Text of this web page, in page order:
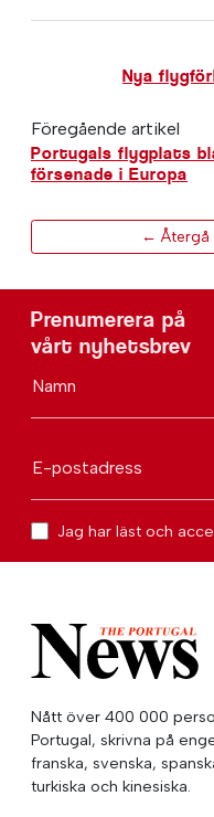
Nya
Föregående artikel
Portugals flygplats
försenade i Europa
← Återgå
Prenumerera på
vårt nyhetsbrev
Namn
E-postadress
Jag har läst och
Nått över 400 000
Portugal, skrivna på
franska, svenska,
turkiska och kinesiska.